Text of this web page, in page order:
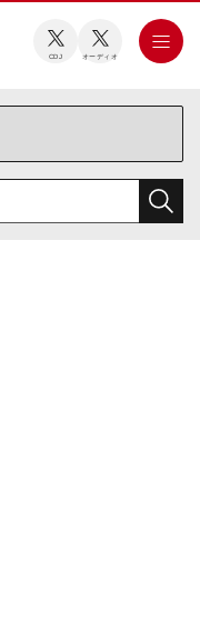
CDJ オーディオ